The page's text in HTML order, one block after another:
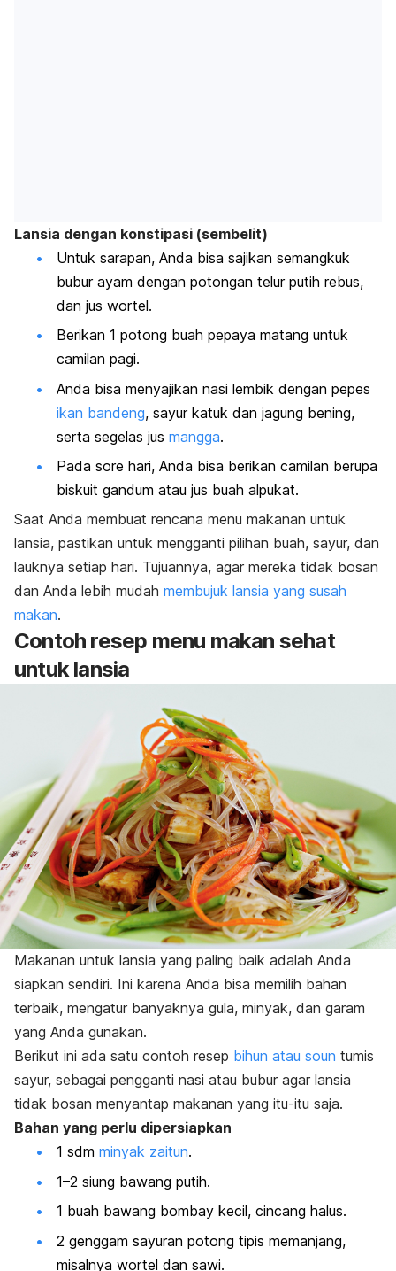
Lansia dengan konstipasi (sembelit)
Untuk sarapan, Anda bisa sajikan semangkuk
bubur ayam dengan potongan telur putih rebus,
dan jus wortel.
Berikan 1 potong buah pepaya matang untuk
camilan pagi.
Anda bisa menyajikan nasi lembik dengan pepes
ikan bandeng, sayur katuk dan jagung bening,
serta segelas jus mangga.
Pada sore hari, Anda bisa berikan camilan berupa
biskuit gandum atau jus buah alpukat.
Saat Anda membuat rencana menu makanan untuk
lansia, pastikan untuk mengganti pilihan buah, sayur, dan
lauknya setiap hari. Tujuannya, agar mereka tidak bosan
dan Anda lebih mudah membujuk lansia yang susah
makan.
Contoh resep menu makan sehat
untuk lansia
Makanan untuk lansia yang paling baik adalah Anda
siapkan sendiri. Ini karena Anda bisa memilih bahan
terbaik, mengatur banyaknya gula, minyak, dan garam
yang Anda gunakan.
Berikut ini ada satu contoh resep bihun atau soun tumis
sayur, sebagai pengganti nasi atau bubur agar lansia
tidak bosan menyantap makanan yang itu-itu saja.
Bahan yang perlu dipersiapkan
1 sdm minyak zaitun.
1–2 siung bawang putih.
1 buah bawang bombay kecil, cincang halus.
2 genggam sayuran potong tipis memanjang,
misalnya wortel dan sawi.